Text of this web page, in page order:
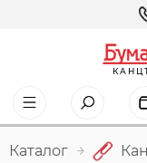
Каталог